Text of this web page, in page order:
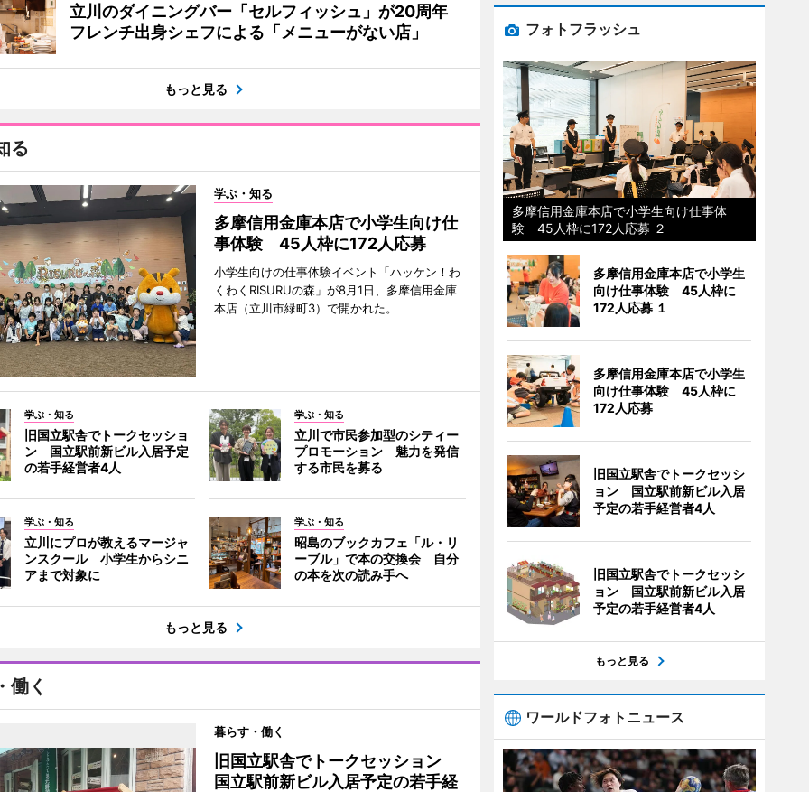
立川のダイニングバー「セルフィッシュ」が20周年
フレンチ出身シェフによる「メニューがない店」
もっと見る
る
学ぶ・知る
多摩信用金庫本店で小学生向け仕
事体験 45人枠に172人応募
小学生向けの仕事体験イベント「ハッケン！わ
くわくRISURUの森」が8月1日、多摩信用金庫
本店（立川市緑町3）で開かれた。
学ぶ・知る
旧国立駅舎でトークセッショ
ン 国立駅前新ビル入居予定
の若手経営者4人
学ぶ・知る
立川で市民参加型のシティー
プロモーション 魅力を発信
する市民を募る
学ぶ・知る
立川にプロが教えるマージャ
ンスクール 小学生からシニ
アまで対象に
学ぶ・知る
昭島のブックカフェ「ル・リ
ーブル」で本の交換会 自分
の本を次の読み手へ
もっと見る
働く
暮らす・働く
旧国立駅舎でトークセッション
国立駅前新ビル入居予定の若手経
フォトフラッシュ
多摩信用金庫本店で小学生向け仕事体
験 45人枠に172人応募 ２
多摩信用金庫本店で小学生
向け仕事体験 45人枠に
172人応募 １
多摩信用金庫本店で小学生
向け仕事体験 45人枠に
172人応募
旧国立駅舎でトークセッシ
ョン 国立駅前新ビル入居
予定の若手経営者4人
旧国立駅舎でトークセッシ
ョン 国立駅前新ビル入居
予定の若手経営者4人
もっと見る
ワールドフォトニュース